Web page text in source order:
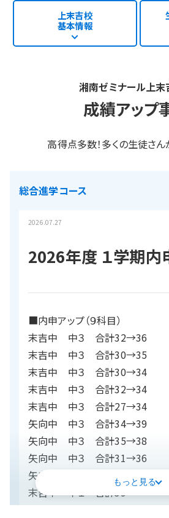
上末吉校
基本情報
湘南ゼミナール上末
成績アップ
高得点多数！多くの生徒さん
総合進学コース
2026.07.27
2026年度 １学期内
■内申アップ（９科目）
末吉中 中３ 合計32→36
末吉中 中３ 合計30→35
末吉中 中３ 合計30→34
末吉中 中３ 合計32→34
末吉中 中３ 合計27→34
矢向中 中３ 合計34→39
矢向中 中３ 合計35→38
矢向中 中３ 合計31→36
矢向中 中２ 合計38→40
末吉中 中１ 合計39
矢向中 中１ 合計42
もっと見る